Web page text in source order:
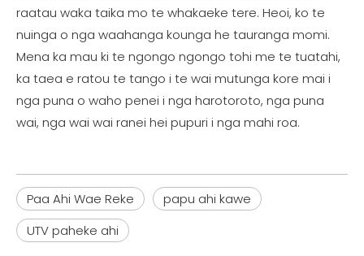
raatau waka taika mo te whakaeke tere. Heoi, ko te
nuinga o nga waahanga kounga he tauranga momi.
Mena ka mau ki te ngongo ngongo tohi me te tuatahi,
ka taea e ratou te tango i te wai mutunga kore mai i
nga puna o waho penei i nga harotoroto, nga puna
wai, nga wai wai ranei hei pupuri i nga mahi roa.
Paa Ahi Wae Reke
papu ahi kawe
UTV paheke ahi